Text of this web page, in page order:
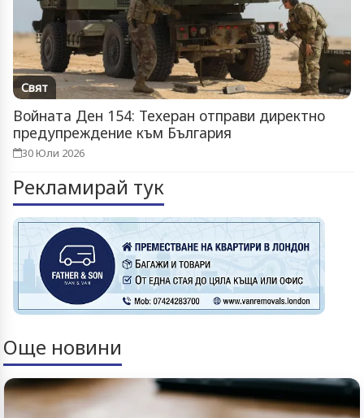
Свят
Войната Ден 154: Техеран отправи директно
предупреждение към България
30 Юли 2026
Рекламирай тук
Още новини